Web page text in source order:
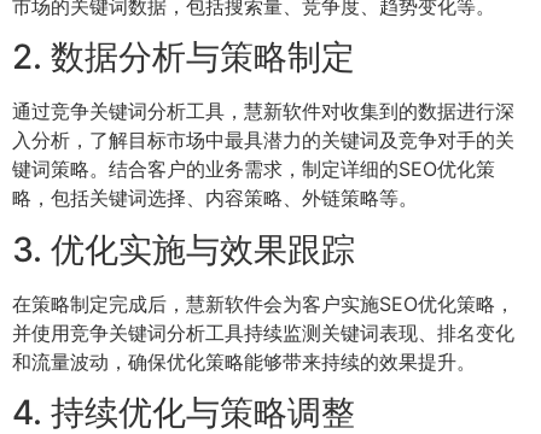
市场的关键词数据，包括搜索量、竞争度、趋势变化等。
2. 数据分析与策略制定
通过竞争关键词分析工具，慧新软件对收集到的数据进行深
入分析，了解目标市场中最具潜力的关键词及竞争对手的关
键词策略。结合客户的业务需求，制定详细的SEO优化策
略，包括关键词选择、内容策略、外链策略等。
3. 优化实施与效果跟踪
在策略制定完成后，慧新软件会为客户实施SEO优化策略，
并使用竞争关键词分析工具持续监测关键词表现、排名变化
和流量波动，确保优化策略能够带来持续的效果提升。
4. 持续优化与策略调整